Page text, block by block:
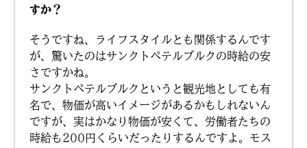
すか？
そうですね、ライフスタイルとも関係するんです
が、驚いたのはサンクトペテルブルクの時給の安
さですかね。
サンクトペテルブルクというと観光地としても有
名で、物価が高いイメージがあるかもしれないん
ですが、実はかなり物価が安くて、労働者たちの
時給も200円くらいだったりするんですよ。モス